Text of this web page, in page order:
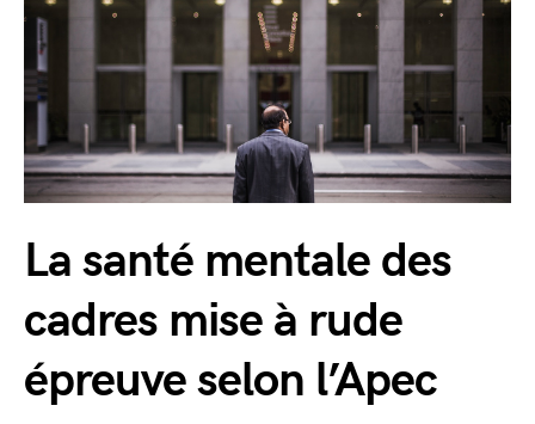
La santé mentale des
cadres mise à rude
épreuve selon l’Apec